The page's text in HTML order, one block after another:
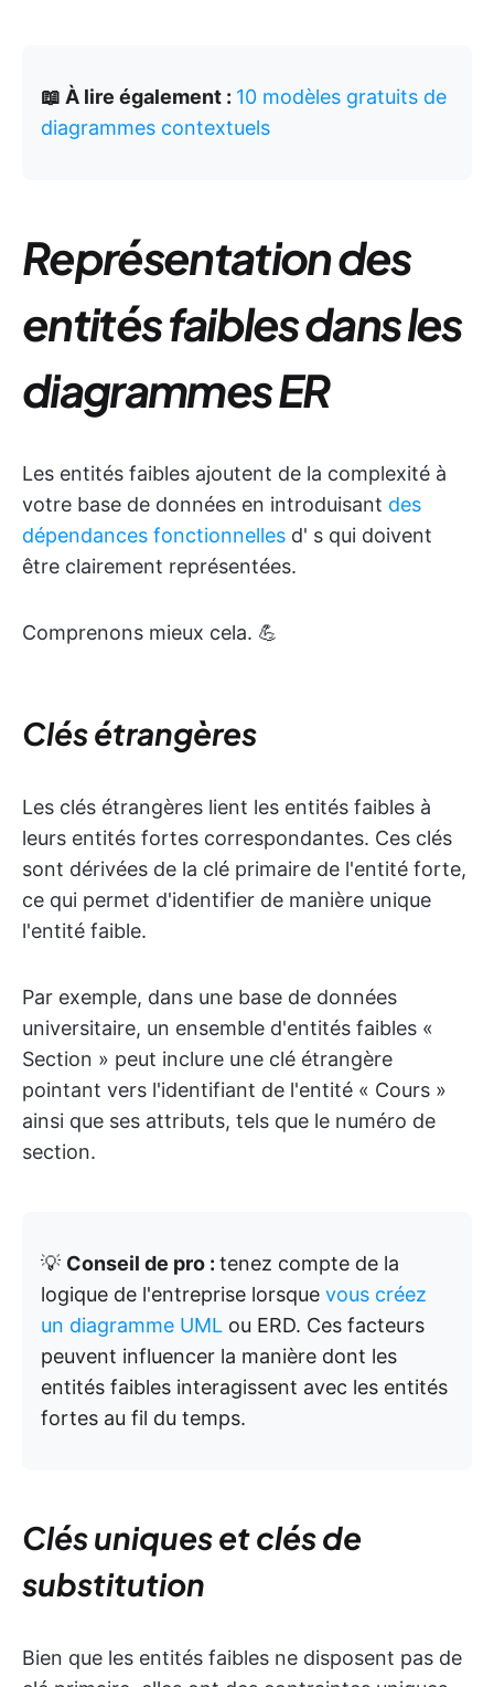
📖 À lire également : 10 modèles gratuits de
diagrammes contextuels
Représentation des
entités faibles dans les
diagrammes ER
Les entités faibles ajoutent de la complexité à
votre base de données en introduisant des
dépendances fonctionnelles d' s qui doivent
être clairement représentées.
Comprenons mieux cela. 💪
Clés étrangères
Les clés étrangères lient les entités faibles à
leurs entités fortes correspondantes. Ces clés
sont dérivées de la clé primaire de l'entité forte,
ce qui permet d'identifier de manière unique
l'entité faible.
Par exemple, dans une base de données
universitaire, un ensemble d'entités faibles «
Section » peut inclure une clé étrangère
pointant vers l'identifiant de l'entité « Cours »
ainsi que ses attributs, tels que le numéro de
section.
💡 Conseil de pro : tenez compte de la
logique de l'entreprise lorsque vous créez
un diagramme UML ou ERD. Ces facteurs
peuvent influencer la manière dont les
entités faibles interagissent avec les entités
fortes au fil du temps.
Clés uniques et clés de
substitution
Bien que les entités faibles ne disposent pas de